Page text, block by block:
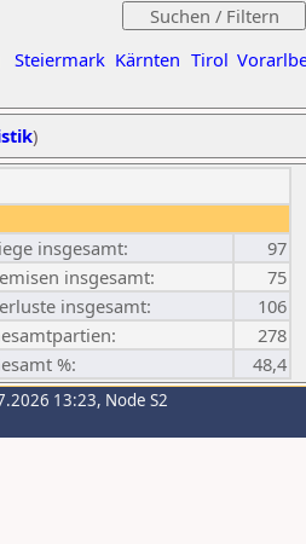
Steiermark Kärnten Tirol
)
insgesamt:
97
insgesamt:
75
insgesamt:
106
278
%: 48,4
13:23, Node S2